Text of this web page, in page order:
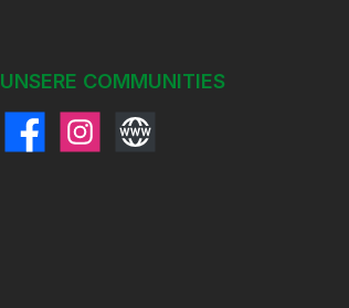
UNSERE COMMUNITIES
FacebookInstagramWebsite